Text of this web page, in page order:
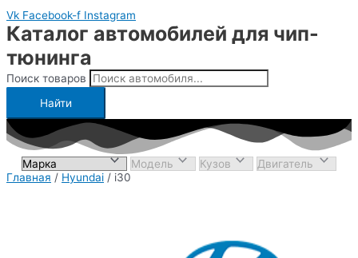
Vk Facebook-f Instagram
Каталог автомобилей для чип-
тюнинга
Поиск товаров
Найти
Главная / Hyundai / i30